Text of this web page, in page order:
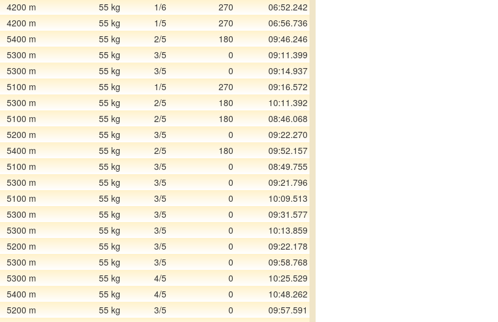
4200 m 55 kg 1/6 270
06:52.242
4200 m 55 kg 1/5 270
06:56.736
5400 m 55 kg 2/5 180
09:46.246
5300 m 55 kg 3/5 0
09:11.399
5300 m 55 kg 3/5 0
09:14.937
5100 m 55 kg 1/5 270
09:16.572
5300 m 55 kg 2/5 180
10:11.392
5100 m 55 kg 2/5 180
08:46.068
5200 m 55 kg 3/5 0
09:22.270
5400 m 55 kg 2/5 180
09:52.157
5100 m 55 kg 3/5 0
08:49.755
5300 m 55 kg 3/5 0
09:21.796
5100 m 55 kg 3/5 0
10:09.513
5300 m 55 kg 3/5 0
09:31.577
5300 m 55 kg 3/5 0
10:13.859
5200 m 55 kg 3/5 0
09:22.178
5300 m 55 kg 3/5 0
09:58.768
5300 m 55 kg 4/5 0
10:25.529
5400 m 55 kg 4/5 0
10:48.262
5200 m 55 kg 3/5 0
09:57.591